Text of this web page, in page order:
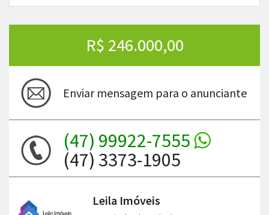
R$ 246.000,00
Enviar mensagem para o anunciante
(47) 99922-7555
(47) 3373-1905
Leila Imóveis